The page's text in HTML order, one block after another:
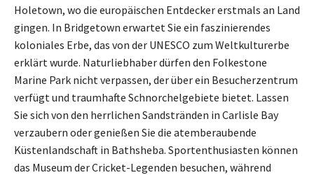
Holetown, wo die europäischen Entdecker erstmals an Land
gingen. In Bridgetown erwartet Sie ein faszinierendes
koloniales Erbe, das von der UNESCO zum Weltkulturerbe
erklärt wurde. Naturliebhaber dürfen den Folkestone
Marine Park nicht verpassen, der über ein Besucherzentrum
verfügt und traumhafte Schnorchelgebiete bietet. Lassen
Sie sich von den herrlichen Sandstränden in Carlisle Bay
verzaubern oder genießen Sie die atemberaubende
Küstenlandschaft in Bathsheba. Sportenthusiasten können
das Museum der Cricket-Legenden besuchen, während